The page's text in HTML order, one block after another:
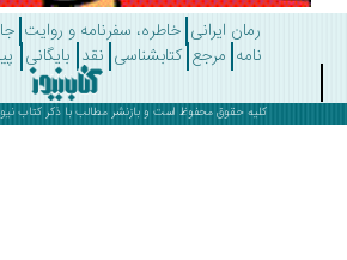
رمان ایرانی خاطره، سفرنامه و روایت جامعه
مرجع کتابشناسی نقد بایگانی پیگیری
کلیه حقوق محفوظ است و بازنشر مطالب با ذکرکتاب نیوز و درج